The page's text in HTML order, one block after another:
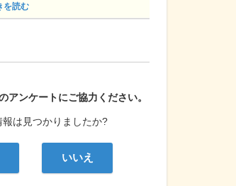
び
アンケートにご協力ください。
報は見つかりましたか?
いいえ
を読む